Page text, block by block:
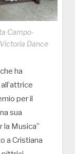
Campo-
Dance
ha
per il
sua
la Musica”
a Cristiana